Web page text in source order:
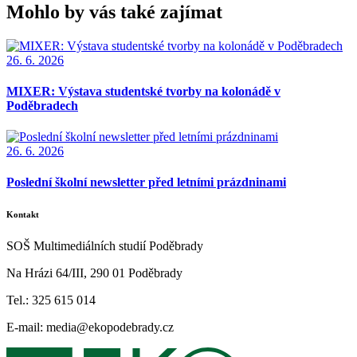
Mohlo by vás také zajímat
26. 6. 2026
MIXER: Výstava studentské tvorby na kolonádě v
Poděbradech
26. 6. 2026
Poslední školní newsletter před letními prázdninami
Kontakt
SOŠ Multimediálních studií Poděbrady
Na Hrázi 64/III, 290 01 Poděbrady
Tel.: 325 615 014
E-mail: media@ekopodebrady.cz